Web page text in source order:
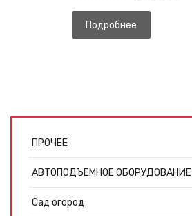
Подробнее
ПРОЧЕЕ
АВТОПОДЪЕМНОЕ ОБОРУДОВАНИЕ
Сад огород